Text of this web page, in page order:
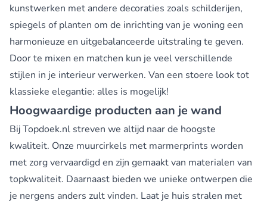
kunstwerken met andere decoraties zoals schilderijen,
spiegels of planten om de inrichting van je woning een
harmonieuze en uitgebalanceerde uitstraling te geven.
Door te mixen en matchen kun je veel verschillende
stijlen in je interieur verwerken. Van een stoere look tot
klassieke elegantie: alles is mogelijk!
Hoogwaardige producten aan je wand
Bij Topdoek.nl streven we altijd naar de hoogste
kwaliteit. Onze muurcirkels met marmerprints worden
met zorg vervaardigd en zijn gemaakt van materialen van
topkwaliteit. Daarnaast bieden we unieke ontwerpen die
je nergens anders zult vinden. Laat je huis stralen met